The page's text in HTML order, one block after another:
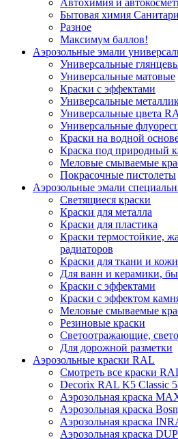
Бытовая химия
Разное
Максимум баллов!
Аэрозольные эмали
Универсальные
Универсальные матовые
Краски с эффектами
Универсальные
Универсальные цвета
Универсальные
Краски на водной
Краска под природный
Меловые смываемые
Покрасочные пистолеты
Аэрозольные эмали
Светящиеся краски
Краски для металла
Краски для пластика
Краски термостойкие,
радиаторов
Краски для ткани и кожи
Для ванн и керамики,
Краски с эффектами
Краски с эффектом
Меловые смываемые
Резиновые краски
Светоотражающие,
Для дорожной разметки
Аэрозольные краски RAL
Смотреть все краски
Decorix RAL K5 Classic
Аэрозольная краска
Аэрозольная краска
Аэрозольная краска
Аэрозольная краска